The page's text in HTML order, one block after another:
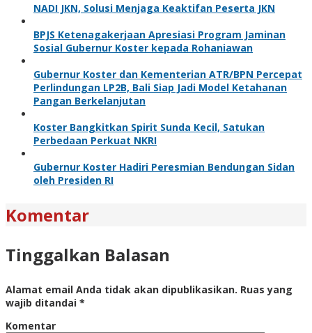
NADI JKN, Solusi Menjaga Keaktifan Peserta JKN
BPJS Ketenagakerjaan Apresiasi Program Jaminan
Sosial Gubernur Koster kepada Rohaniawan
Gubernur Koster dan Kementerian ATR/BPN Percepat
Perlindungan LP2B, Bali Siap Jadi Model Ketahanan
Pangan Berkelanjutan
Koster Bangkitkan Spirit Sunda Kecil, Satukan
Perbedaan Perkuat NKRI
Gubernur Koster Hadiri Peresmian Bendungan Sidan
oleh Presiden RI
Komentar
Tinggalkan Balasan
Alamat email Anda tidak akan dipublikasikan. Ruas yang
wajib ditandai *
Komentar